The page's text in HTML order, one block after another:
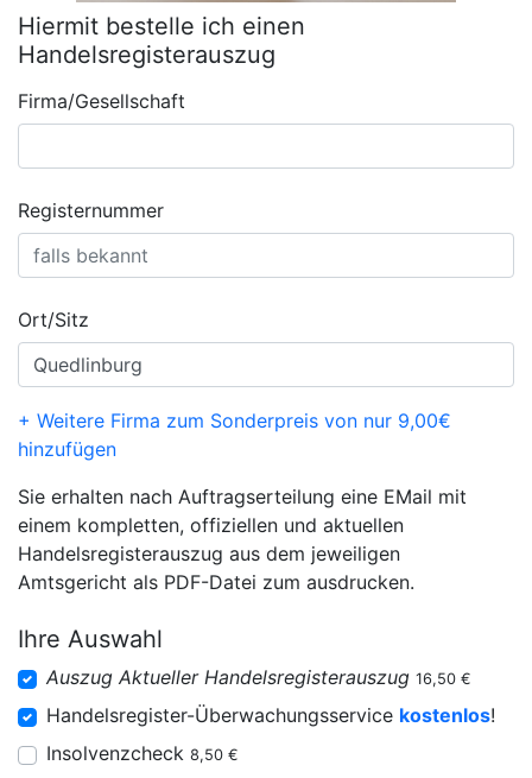
Hiermit bestelle ich einen
Handelsregisterauszug
Firma/Gesellschaft
Registernummer
Ort/Sitz
+ Weitere Firma zum Sonderpreis von nur 9,00€
hinzufügen
Sie erhalten nach Auftragserteilung eine EMail mit
einem kompletten, offiziellen und aktuellen
Handelsregisterauszug aus dem jeweiligen
Amtsgericht als PDF-Datei zum ausdrucken.
Ihre Auswahl
Auszug Aktueller Handelsregisterauszug 16,50 €
Handelsregister-Überwachungsservice kostenlos!
Insolvenzcheck 8,50 €